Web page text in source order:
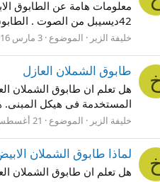
42ديسيبل من الصوت . الطابوق الابيض يقاوم الحرائق لمدة 7 ساعات . الطابوق الابيض يسهل تقطيعه . الطابوق الابيض يسهل تلييسه لخشونة...
خليفة الزير الموضوع 3 مارس 2016
خ طابوق الشملان العازل
المستخدمة فى هيكل المبنى. هل تعلم ان طابوق
خليفة الزير الموضوع 21 أغسطس 2015
خ لماذا طابوق الشملان